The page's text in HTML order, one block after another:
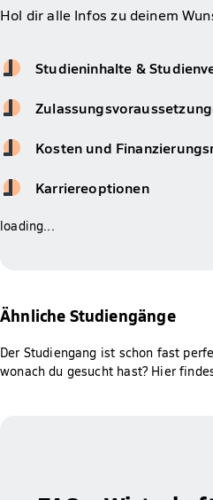
Hol dir alle Infos zu deinem
Studieninhalte &
Kosten und
Karriereoptionen
loading...
Ähnliche Studiengänge
Der Studiengang ist schon fast
wonach du gesucht hast? Hier